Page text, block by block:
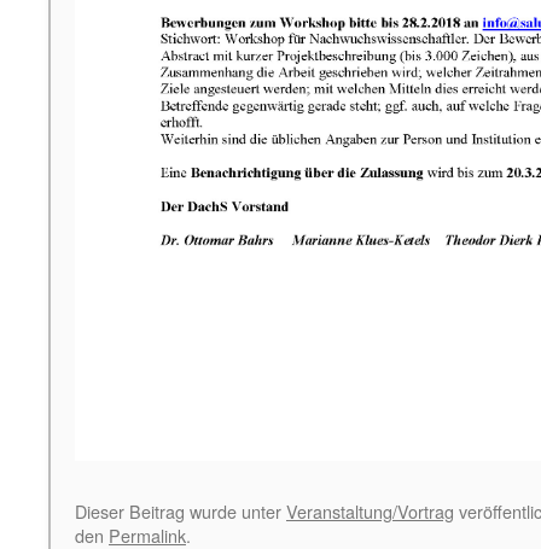
Dieser Beitrag wurde unterVeranstaltung/Vortrag
den Permalink.